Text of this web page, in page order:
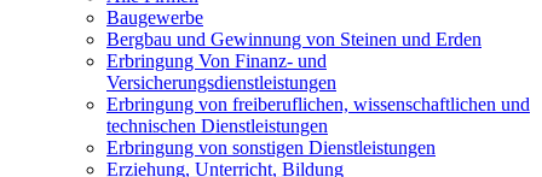
Baugewerbe
Bergbau und Gewinnung von Steinen und Erden
Erbringung Von Finanz- und
Versicherungsdienstleistungen
Erbringung von freiberuflichen, wissenschaftlichen und
technischen Dienstleistungen
Erbringung von sonstigen Dienstleistungen
Erziehung, Unterricht, Bildung